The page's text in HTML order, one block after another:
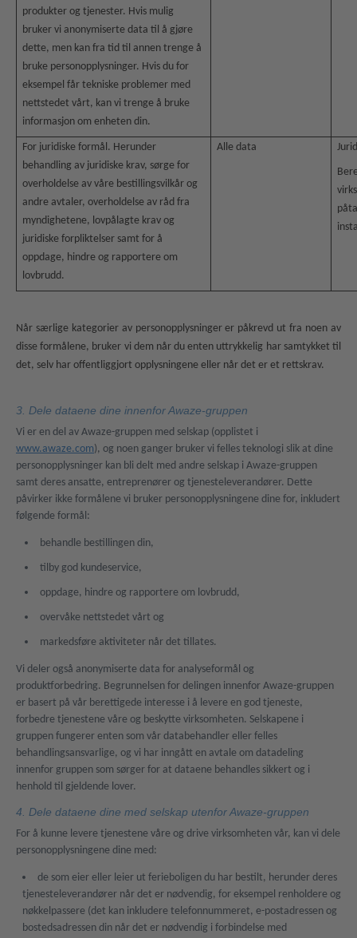
produkter og tjenester. Hvis mulig
bruker vi anonymiserte data til å gjøre
dette, men kan fra tid til annen trenge å
bruke personopplysninger. Hvis du for
eksempel får tekniske problemer med
nettstedet vårt, kan vi trenge å bruke
informasjon om enheten din.
For juridiske formål. Herunder
behandling av juridiske krav, sørge for
overholdelse av våre bestillingsvilkår og
andre avtaler, overholdelse av råd fra
myndighetene, lovpålagte krav og
juridiske forpliktelser samt for å
oppdage, hindre og rapportere om
lovbrudd.
Alle data
Når særlige kategorier av personopplysninger er påkrevd ut fra noen av
disse formålene, bruker vi dem når du enten uttrykkelig har samtykket til
det, selv har offentliggjort opplysningene eller når det er et rettskrav.
3. Dele dataene dine innenfor Awaze-gruppen
Vi er en del av Awaze-gruppen med selskap (opplistet i
www.awaze.com), og noen ganger bruker vi felles teknologi slik at dine
personopplysninger kan bli delt med andre selskap i Awaze-gruppen
samt deres ansatte, entreprenører og tjenesteleverandører. Dette
påvirker ikke formålene vi bruker personopplysningene dine for, inkludert
følgende formål:
behandle bestillingen din,
tilby god kundeservice,
oppdage, hindre og rapportere om lovbrudd,
overvåke nettstedet vårt og
markedsføre aktiviteter når det tillates.
Vi deler også anonymiserte data for analyseformål og
produktforbedring. Begrunnelsen for delingen innenfor Awaze-gruppen
er basert på vår berettigede interesse i å levere en god tjeneste,
forbedre tjenestene våre og beskytte virksomheten. Selskapene i
gruppen fungerer enten som vår databehandler eller felles
behandlingsansvarlige, og vi har inngått en avtale om datadeling
innenfor gruppen som sørger for at dataene behandles sikkert og i
henhold til gjeldende lover.
4. Dele dataene dine med selskap utenfor Awaze-gruppen
For å kunne levere tjenestene våre og drive virksomheten vår, kan vi dele
personopplysningene dine med:
de som eier eller leier ut ferieboligen du har bestilt, herunder deres
tjenesteleverandører når det er nødvendig, for eksempel renholdere og
nøkkelpassere (det kan inkludere telefonnummeret, e-postadressen og
bostedsadressen din når det er nødvendig i forbindelse med